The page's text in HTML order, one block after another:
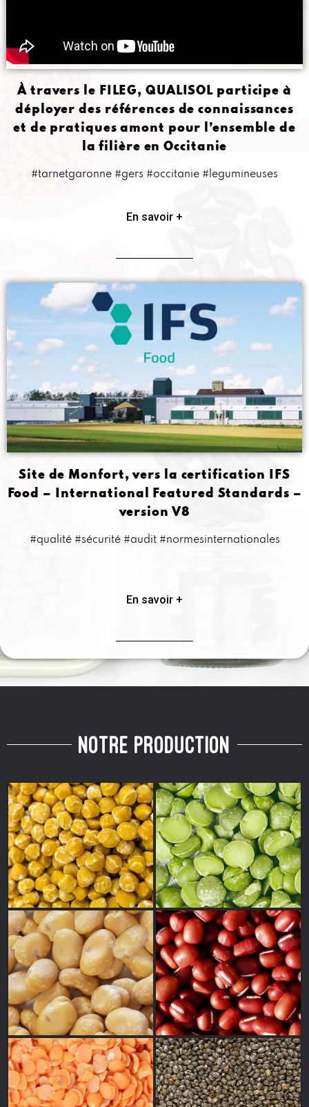
À travers le FILEG, QUALISOL participe à
déployer des références de connaissances
et de pratiques amont pour l’ensemble de
la filière en Occitanie
#tarnetgaronne #gers #occitanie #legumineuses
En savoir +
Site de Monfort, vers la certification IFS
Food – International Featured Standards –
version V8
#qualité #sécurité #audit #normesinternationales
En savoir +
notre production
pois chiches Pois
Fève haricots